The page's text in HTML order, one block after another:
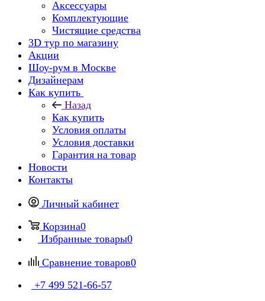
Аксессуары
Комплектующие
Чистящие средства
3D тур по магазину
Акции
Шоу-рум в Москве
Дизайнерам
Как купить
Назад
Как купить
Условия оплаты
Условия доставки
Гарантия на товар
Новости
Контакты
Личный кабинет
Корзина0
Избранные товары0
Сравнение товаров0
+7 499 521-66-57